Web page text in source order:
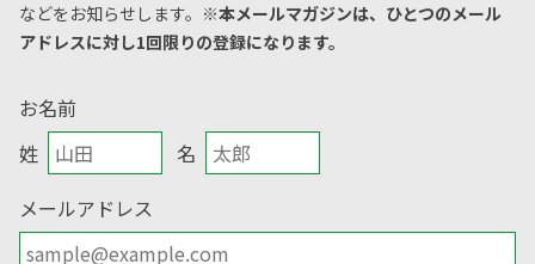
などをお知らせします。 ※本メールマガジンは、ひとつのメール
アドレスに対し1回限りの登録になります。
お名前
姓
名
メールアドレス